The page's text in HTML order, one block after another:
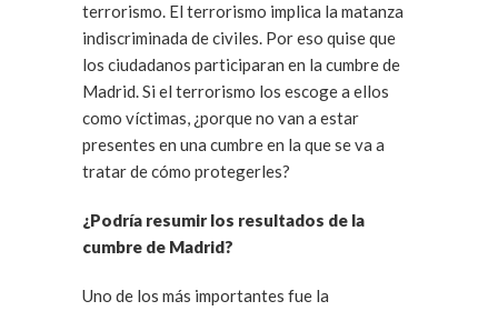
terrorismo. El terrorismo implica la matanza
indiscriminada de civiles. Por eso quise que
los ciudadanos participaran en la cumbre de
Madrid. Si el terrorismo los escoge a ellos
como víctimas, ¿porque no van a estar
presentes en una cumbre en la que se va a
tratar de cómo protegerles?
¿Podría resumir los resultados de la
cumbre de Madrid?
Uno de los más importantes fue la